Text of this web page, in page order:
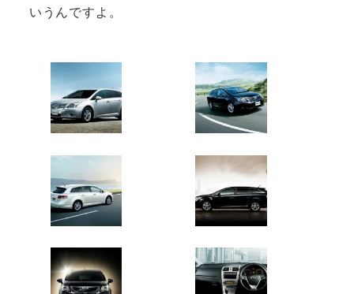
いうんですよ。